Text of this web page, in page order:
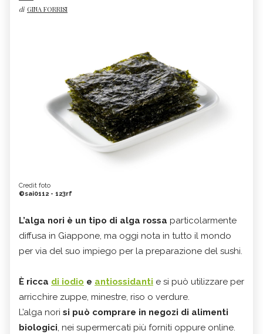
di GINA FORRISI
Credit foto
©sai0112 - 123rf
L’alga nori è un tipo di alga rossa particolarmente
diffusa in Giappone, ma oggi nota in tutto il mondo
per via del suo impiego per la preparazione del sushi.
È ricca di iodio e antiossidanti e si può utilizzare per
arricchire zuppe, minestre, riso o verdure.
L’alga nori si può comprare in negozi di alimenti
biologici, nei supermercati più forniti oppure online.